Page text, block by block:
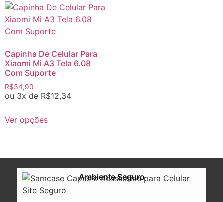
Capinha De Celular Para
Xiaomi Mi A3 Tela 6.08
Com Suporte
R$34,90
ou 3x de R$12,34
Ver opções
Ambiente Seguro